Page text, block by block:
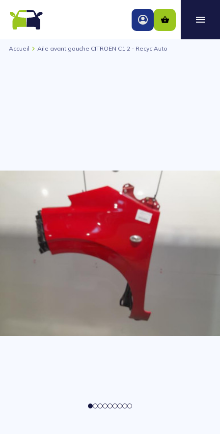
Accueil Aile avant gauche CITROEN C1 2 - Recyc'Auto